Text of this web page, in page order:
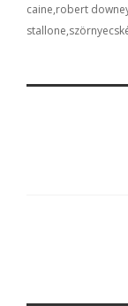
caine robert
stallone